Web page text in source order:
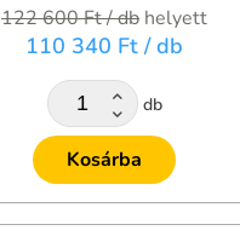
122 600 Ft/ db helyett
110 340 Ft / db
db
Kosárba